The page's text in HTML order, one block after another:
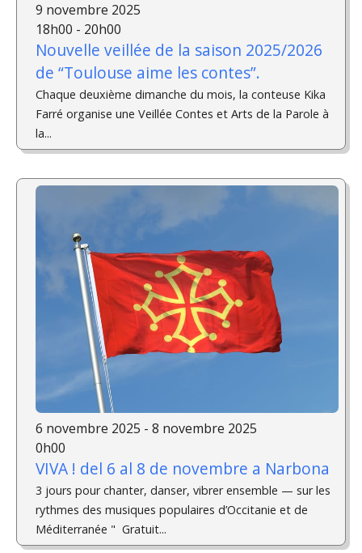
9 novembre 2025
18h00 - 20h00
Nouvelle veillée de la saison 2025/2026
de “Toulouse aime les contes”.
Chaque deuxième dimanche du mois, la conteuse Kika
Farré organise une Veillée Contes et Arts de la Parole à
la...
6 novembre 2025 - 8 novembre 2025
0h00
VIVA ! del 6 al 8 de novembre a Narbona
3 jours pour chanter, danser, vibrer ensemble — sur les
rythmes des musiques populaires d’Occitanie et de
Méditerranée " Gratuit...